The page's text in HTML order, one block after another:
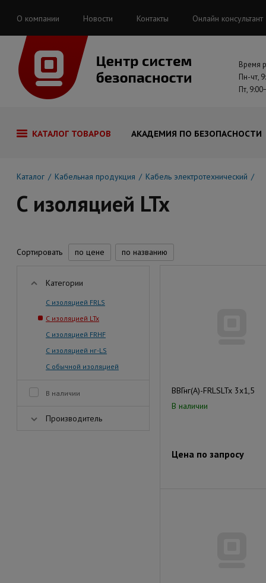
О компании Новости Контакты Онлайн консультант
Время
Пн-чт,
Пт,
КАТАЛОГ ТОВАРОВ АКАДЕМИЯ ПО БЕЗОПАСНОСТИ
Каталог Кабельная продукция Кабель электротехнический
С изоляцией LTx
Сортировать по цене по названию
Категории
С изоляцией FRLS
С изоляцией LTx
С изоляцией FRHF
С изоляцией нг-LS
С обычной изоляцией
В наличии
Производитель
ВВГнг(А)-FRLSLTx 3х1,5
В наличии
Цена по запросу